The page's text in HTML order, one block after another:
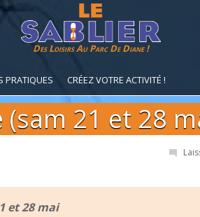
Des Loisirs Au Parc De Diane !
PRATIQUES CRÉEZ VOTRE ACTIVITÉ !
21 et 28
et 28 mai